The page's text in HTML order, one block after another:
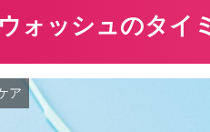
ォッシュのタイ
ア